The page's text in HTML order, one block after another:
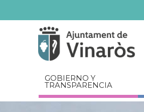
relacionados
GOBIERNO Y
TRANSPARENCIA